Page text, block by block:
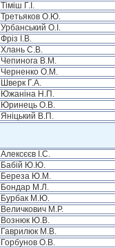
Тіміш Г.І.
Третьяков О.Ю.
Урбанський О.І.
Фріз І.В.
Хлань С.В.
Чепинога В.М.
Черненко О.М.
Шверк Г.А.
Южаніна Н.П.
Юринець О.В.
Яніцький В.П.
Алексєєв І.С.
Бабій Ю.Ю.
Береза Ю.М.
Бондар М.Л.
Бурбак М.Ю.
Величкович М.Р.
Вознюк Ю.В.
Гаврилюк М.В.
Горбунов О.В.